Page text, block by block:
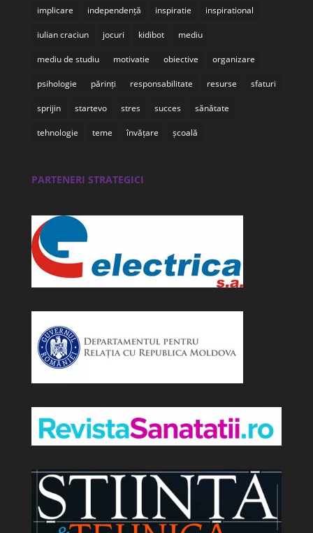
implicare independență inspiratie inspirational
iulian craciun jocuri kidibot mediu
mediu de studiu motivatie obiective organizare
psihologie părinți responsabilitate resurse sfaturi
sprijin startevo stres succes sănătate
tehnologie teme învățare școală
PARTENERI STRATEGICI